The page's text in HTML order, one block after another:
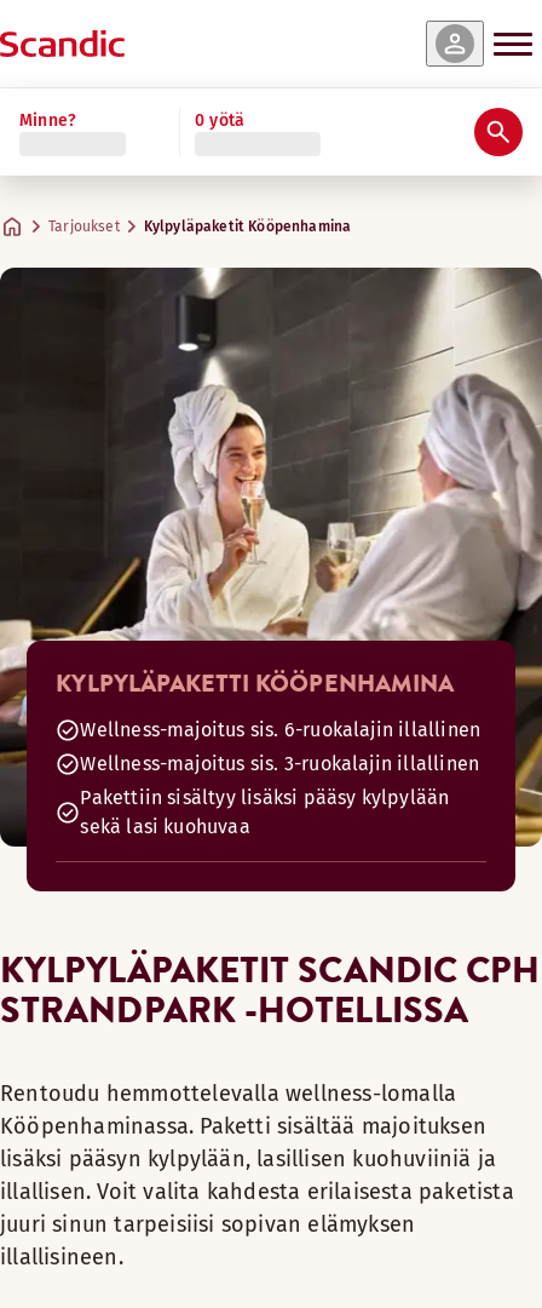
Minne? 0 yötä
Tarjoukset Kylpyläpaketit Kööpenhamina
KYLPYLÄPAKETTI KÖÖPENHAMINA
Wellness-majoitus sis. 6-ruokalajin illallinen
Wellness-majoitus sis. 3-ruokalajin illallinen
Pakettiin sisältyy lisäksi pääsy kylpylään
sekä lasi kuohuvaa
KYLPYLÄPAKETIT SCANDIC CPH
STRANDPARK -HOTELLISSA
Rentoudu hemmottelevalla wellness-lomalla
Kööpenhaminassa. Paketti sisältää majoituksen
lisäksi pääsyn kylpylään, lasillisen kuohuviiniä ja
illallisen. Voit valita kahdesta erilaisesta paketista
juuri sinun tarpeisiisi sopivan elämyksen
illallisineen.